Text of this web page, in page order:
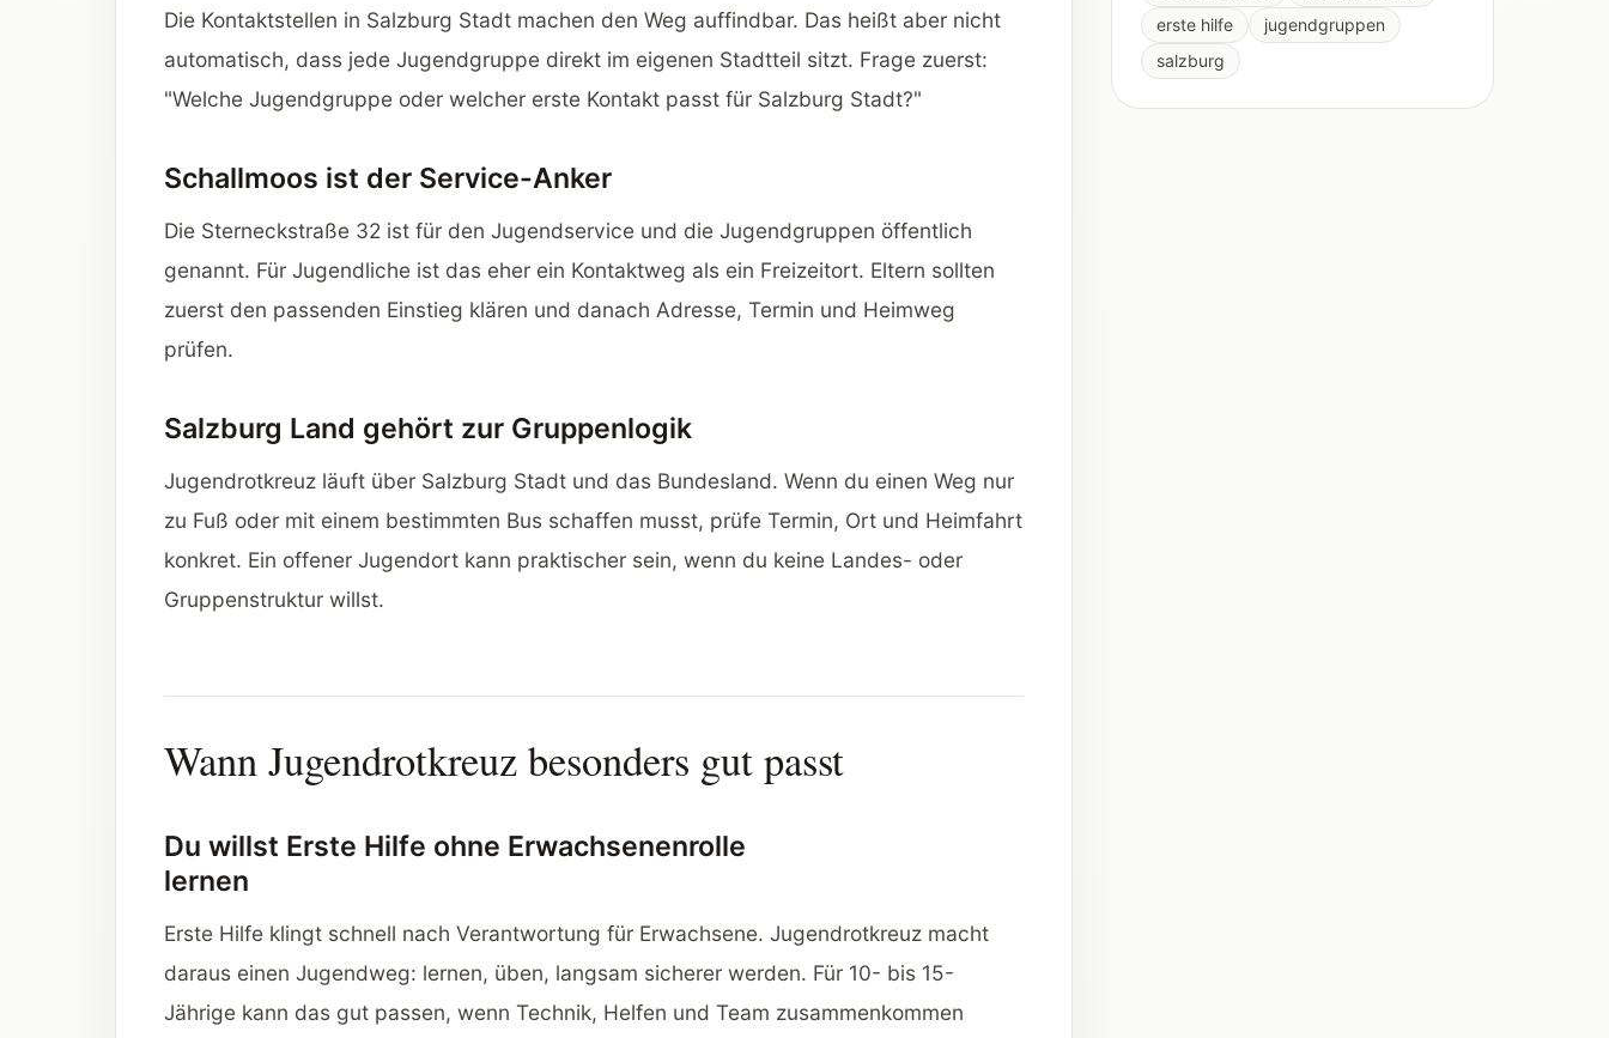
Die Kontaktstellen in Salzburg Stadt machen den Weg auffindbar. Das heißt aber nicht
automatisch, dass jede Jugendgruppe direkt im eigenen Stadtteil sitzt. Frage zuerst:
"Welche Jugendgruppe oder welcher erste Kontakt passt für Salzburg Stadt?"
Schallmoos ist der Service-Anker
Die Sterneckstraße 32 ist für den Jugendservice und die Jugendgruppen öffentlich
genannt. Für Jugendliche ist das eher ein Kontaktweg als ein Freizeitort. Eltern sollten
zuerst den passenden Einstieg klären und danach Adresse, Termin und Heimweg
prüfen.
Salzburg Land gehört zur Gruppenlogik
Jugendrotkreuz läuft über Salzburg Stadt und das Bundesland. Wenn du einen Weg nur
zu Fuß oder mit einem bestimmten Bus schaffen musst, prüfe Termin, Ort und Heimfahrt
konkret. Ein offener Jugendort kann praktischer sein, wenn du keine Landes- oder
Gruppenstruktur willst.
Wann Jugendrotkreuz besonders gut passt
Du willst Erste Hilfe ohne Erwachsenenrolle
lernen
Erste Hilfe klingt schnell nach Verantwortung für Erwachsene. Jugendrotkreuz macht
daraus einen Jugendweg: lernen, üben, langsam sicherer werden. Für 10- bis 15-
Jährige kann das gut passen, wenn Technik, Helfen und Team zusammenkommen
erste hilfe
jugendgruppen
salzburg